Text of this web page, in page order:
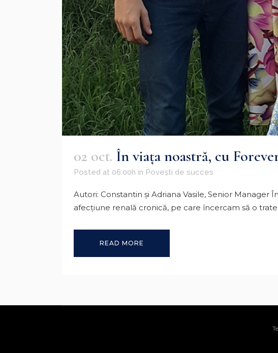
02 oct. În viaţa noastră, cu
Posted at 06:00h in Povești de succes
Autori: Constantin şi Adriana Vasile, Senior
afecţiune renală cronică, pe care încercam să o
READ MORE